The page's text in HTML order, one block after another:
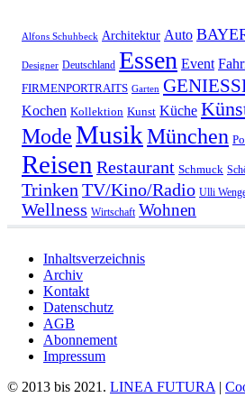
Alfons Schuhbeck Architektur Auto
Designer Deutschland Essen Event
FIRMENPORTRAITS Garten
Kochen Kollektion Kunst Küche
ModeMusikMünchen
Reisen Restaurant Schmuck
Trinken TV/Kino/Radio Ulli
Wellness Wirtschaft Wohnen
Inhaltsverzeichnis
Archiv
Kontakt
Datenschutz
AGB
Abonnement
Impressum
© 2013 bis 2021. LINEA FUTURA |